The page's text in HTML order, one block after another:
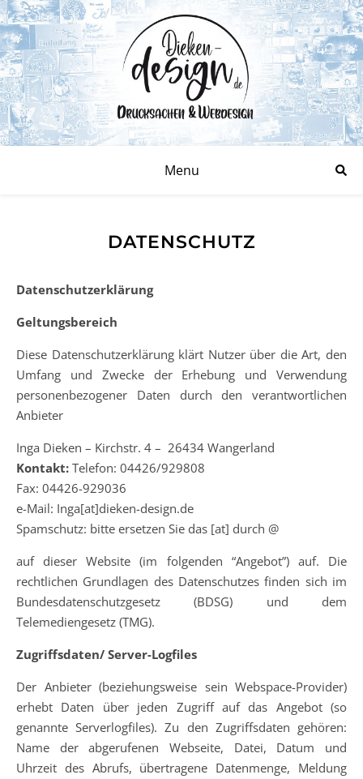
Menu
DATENSCHUTZ
Datenschutzerklärung
Geltungsbereich
Diese Datenschutzerklärung klärt Nutzer über die Art, den
Umfang und Zwecke der Erhebung und Verwendung
personenbezogener Daten durch den verantwortlichen
Anbieter
Inga Dieken – Kirchstr. 4 – 26434 Wangerland
Kontakt: Telefon: 04426/929808
Fax: 04426-929036
e-Mail: Inga[at]dieken-design.de
Spamschutz: bitte ersetzen Sie das [at] durch @
auf dieser Website (im folgenden “Angebot”) auf. Die
rechtlichen Grundlagen des Datenschutzes finden sich im
Bundesdatenschutzgesetz (BDSG) und dem
Telemediengesetz (TMG).
Zugriffsdaten/ Server-Logfiles
Der Anbieter (beziehungsweise sein Webspace-Provider)
erhebt Daten über jeden Zugriff auf das Angebot (so
genannte Serverlogfiles). Zu den Zugriffsdaten gehören:
Name der abgerufenen Webseite, Datei, Datum und
Uhrzeit des Abrufs, übertragene Datenmenge, Meldung